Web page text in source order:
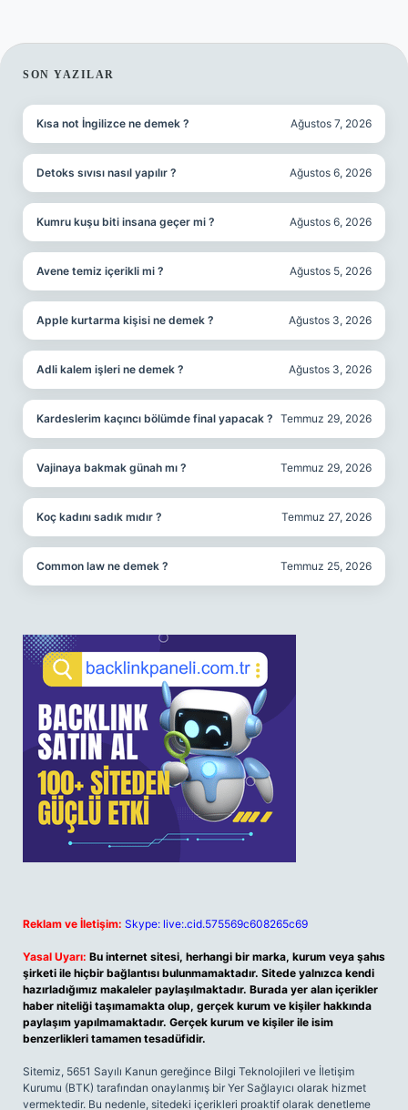
SIDEBAR
SON YAZILAR
Kısa not İngilizce ne demek ? Ağustos 7, 2026
Detoks sıvısı nasıl yapılır ? Ağustos 6, 2026
Kumru kuşu biti insana geçer mi ? Ağustos 6, 2026
Avene temiz içerikli mi ? Ağustos 5, 2026
Apple kurtarma kişisi ne demek ? Ağustos 3, 2026
Adli kalem işleri ne demek ? Ağustos 3, 2026
Kardeslerim kaçıncı bölümde final yapacak ? Temmuz 29, 2026
Vajinaya bakmak günah mı ? Temmuz 29, 2026
Koç kadını sadık mıdır ? Temmuz 27, 2026
Common law ne demek ? Temmuz 25, 2026
Reklam ve İletişim: Skype: live:.cid.575569c608265c69
Yasal Uyarı: Bu internet sitesi, herhangi bir marka, kurum veya şahıs
şirketi ile hiçbir bağlantısı bulunmamaktadır. Sitede yalnızca kendi
hazırladığımız makaleler paylaşılmaktadır. Burada yer alan içerikler
haber niteliği taşımamakta olup, gerçek kurum ve kişiler hakkında
paylaşım yapılmamaktadır. Gerçek kurum ve kişiler ile isim
benzerlikleri tamamen tesadüfidir.
Sitemiz, 5651 Sayılı Kanun gereğince Bilgi Teknolojileri ve İletişim
Kurumu (BTK) tarafından onaylanmış bir Yer Sağlayıcı olarak hizmet
vermektedir. Bu nedenle, sitedeki içerikleri proaktif olarak denetleme